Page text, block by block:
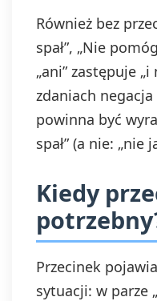
Również bez
spał”, „Nie
„ani” zastępuje
zdaniach
powinna być
spał” (a nie: „nie
Kiedy
Przecinek
sytuacji: w parze